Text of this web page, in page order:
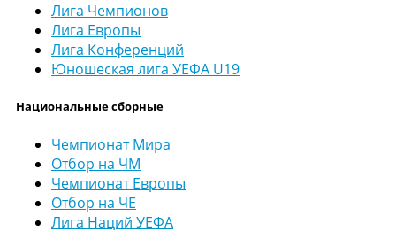
Лига Чемпионов
Лига Европы
Лига Конференций
Юношеская лига УЕФА U19
Национальные сборные
Чемпионат Мира
Отбор на ЧМ
Чемпионат Европы
Отбор на ЧЕ
Лига Наций УЕФА